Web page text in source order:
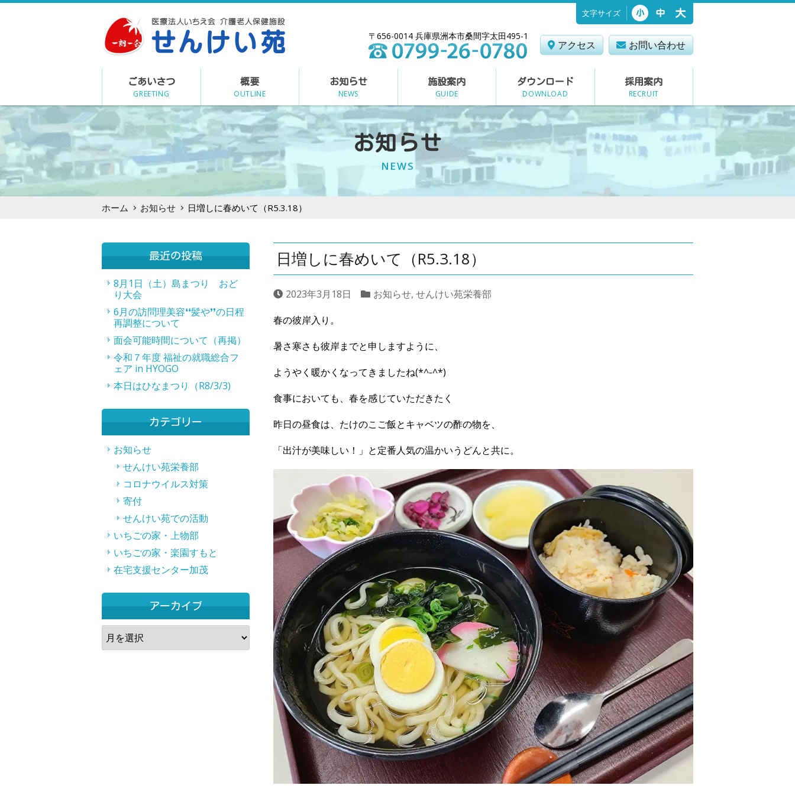
Skip
文字サイズ 小 中 大
〒656-0014 兵庫県洲本市桑間字太田495-1
アクセス お問い合わせ
ごあいさつ
GREETING
概要
OUTLINE
お知らせ
NEWS
施設案内
GUIDE
ダウンロード
DOWNLOAD
採用案内
RECRUIT
お知らせ
NEWS
ホーム お知らせ 日増しに春めいて（R5.3.18）
日増しに春めいて（R5.3.18）
2023年3月18日 お知らせ, せんけい苑栄養部
春の彼岸入り。
暑さ寒さも彼岸までと申しますように、
ようやく暖かくなってきましたね(*^-^*)
食事においても、春を感じていただきたく
昨日の昼食は、たけのこご飯とキャベツの酢の物を、
「出汁が美味しい！」と定番人気の温かいうどんと共に。
最近の投稿
8月1日（土）島まつり おど
り大会
6月の訪問理美容❛❛髪や❜❜の日程
再調整について
面会可能時間について（再掲）
令和７年度 福祉の就職総合フ
ェア in HYOGO
本日はひなまつり（R8/3/3)
カテゴリー
お知らせ
せんけい苑栄養部
コロナウイルス対策
寄付
せんけい苑での活動
いちごの家・上物部
いちごの家・楽園すもと
在宅支援センター加茂
アーカイブ
ア
ー
カ